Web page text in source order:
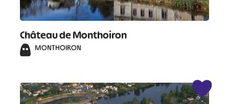
Château de Monthoiron
MONTHOIRON